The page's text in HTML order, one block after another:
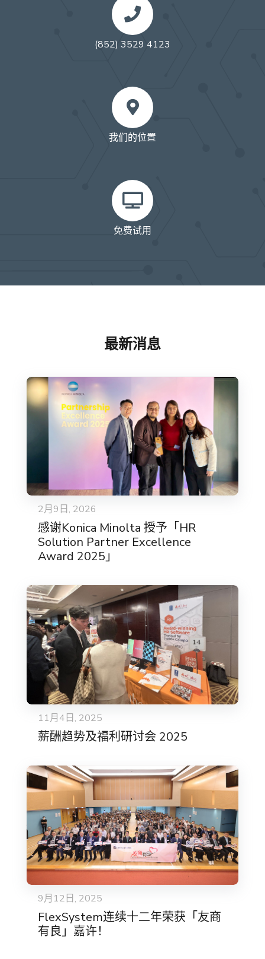
(852) 3529 4123
我们的位置
免费试用
最新消息
2月9日, 2026
感谢Konica Minolta 授予「HR
Solution Partner Excellence
Award 2025」
11月4日, 2025
薪酬趋势及福利研讨会 2025
9月12日, 2025
FlexSystem连续十二年荣获「友商
有良」嘉许！